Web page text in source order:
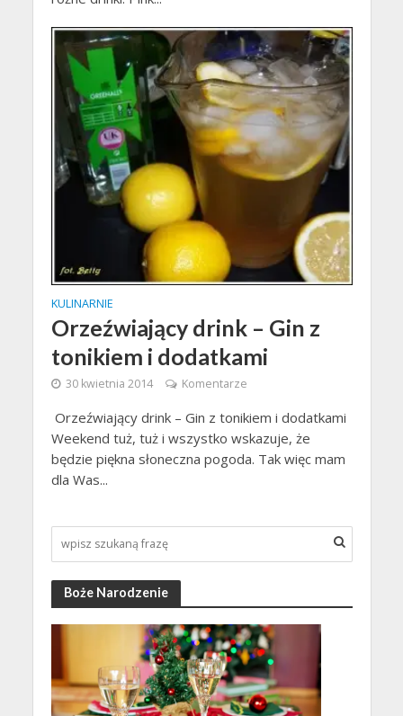
KULINARNIE
Orzeźwiający drink – Gin z
tonikiem i dodatkami
30 kwietnia 2014 Komentarze
Orzeźwiający drink – Gin z tonikiem i dodatkami
Weekend tuż, tuż i wszystko wskazuje, że
będzie piękna słoneczna pogoda. Tak więc mam
dla Was...
Boże Narodzenie